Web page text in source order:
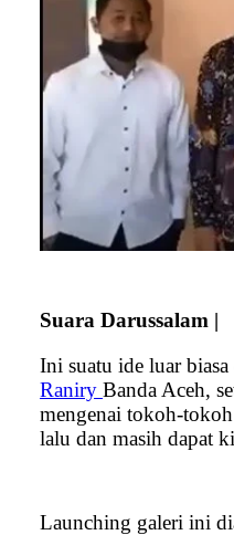
Suara Darussalam |
Ini suatu ide luar biasa
Raniry Banda Aceh,
mengenai tokoh-
lalu dan masih dapat
Launching galeri ini